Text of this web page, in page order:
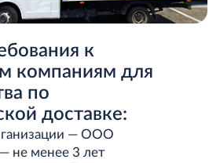
к
компаниям для
по
доставке:
— ООО
не менее 3 лет